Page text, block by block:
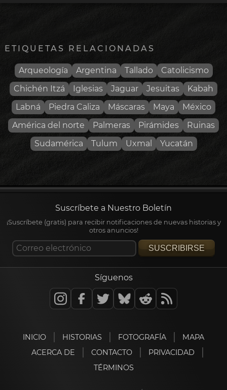
ETIQUETAS RELACIONADAS
Arqueología Argentina Tallado
Catolicismo
Chichén Itzá
Iglesias Jaguar Jesuitas
Kabah
Labná
Piedra Caliza Máscaras Maya
México
América del norte
Palmeras Pirámides
Ruinas
Sudamérica
Tulum Uxmal Yucatán
Suscríbete a Nuestro Boletín
¡Suscríbete (gratis) para recibir notificaciones de nuevas historias y
otros anuncios!
SUSCRIBIRSE
Síguenos
INICIO HISTORIAS FOTOGRAFÍA
MAPA
ACERCA DE
CONTACTO
PRIVACIDAD
TÉRMINOS